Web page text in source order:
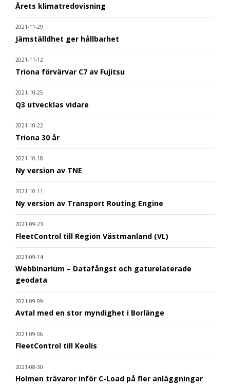
Årets klimatredovisning
2021-11-29
Jämställdhet ger hållbarhet
2021-11-12
Triona förvärvar C7 av Fujitsu
2021-10-25
Q3 utvecklas vidare
2021-10-22
Triona 30 år
2021-10-18
Ny version av TNE
2021-10-11
Ny version av Transport Routing Engine
2021-09-23
FleetControl till Region Västmanland (VL)
2021-09-14
Webbinarium – Datafångst och gaturelaterade
geodata
2021-09-09
Avtal med en stor myndighet i Borlänge
2021-09-06
FleetControl till Keolis
2021-08-30
Holmen trävaror inför C-Load på fler anläggningar